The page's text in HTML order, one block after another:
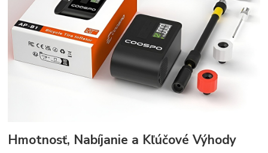
Hmotnosť, Nabíjanie a Kľúčové Výhody